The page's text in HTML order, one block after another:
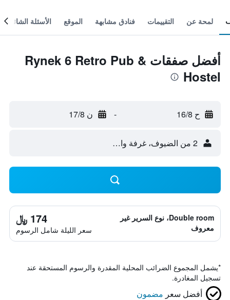
لمحة عن التقييمات فنادق مشابهة الموقع الأسئلة الشائعة
أفضل صفقات Rynek 6 Retro Pub &
Hostel
ح 16/8 - ن 17/8
2 من الضيوف، غرفة واحدة
Double room، نوع السرير غير
معروف
174 ﷼
سعر الليلة شامل الرسوم
*يشمل المجموع الضرائب المحلية المقدرة والرسوم المستحقة عند
تسجيل المغادرة.
أفضل سعر مضمون